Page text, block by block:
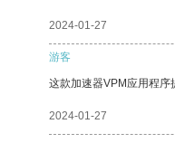
2024-01-27
游客
这款加速器VPM应用程序
2024-01-27